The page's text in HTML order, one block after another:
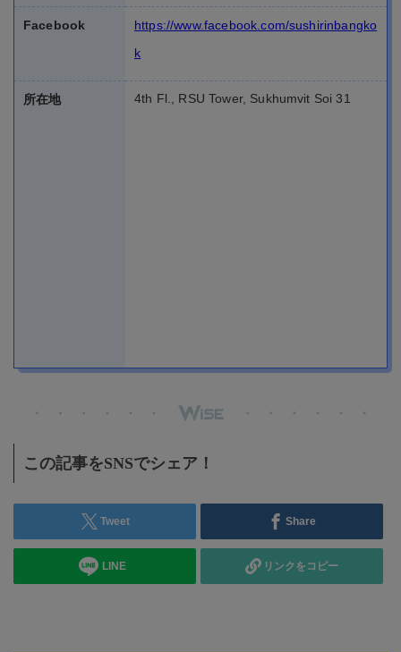
Facebook
https://www.facebook.com/sushirinbangko
k
所在地 4th Fl., RSU Tower, Sukhumvit Soi 31
この記事をSNSでシェア！
Tweet Share
LINE リンクをコピー